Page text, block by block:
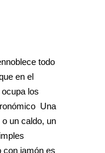
todo
en el
los
Una
un caldo, un
con jamón es